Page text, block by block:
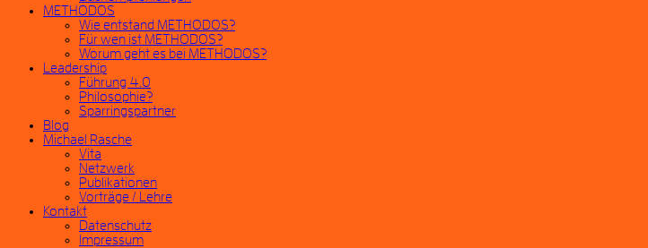
METHODOS
Wie entstand METHODOS?
Für wen ist METHODOS?
Worum geht es bei METHODOS?
Leadership
Führung 4.0
Philosophie?
Sparringspartner
Blog
Michael Rasche
Vita
Netzwerk
Publikationen
Vorträge / Lehre
Kontakt
Datenschutz
Impressum